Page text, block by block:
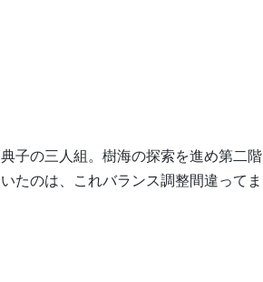
子の三人組。樹海の探索を進め第二階
たのは、これバランス調整間違ってま